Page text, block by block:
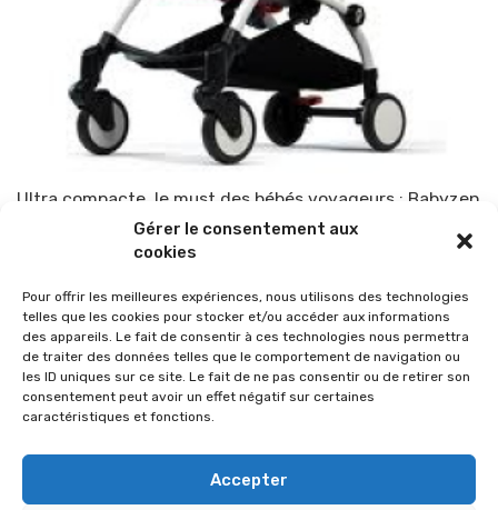
Gérer le consentement aux
cookies
Pour offrir les meilleures expériences, nous utilisons des technologies
telles que les cookies pour stocker et/ou accéder aux informations
des appareils. Le fait de consentir à ces technologies nous permettra
de traiter des données telles que le comportement de navigation ou
les ID uniques sur ce site. Le fait de ne pas consentir ou de retirer son
consentement peut avoir un effet négatif sur certaines
caractéristiques et fonctions.
Accepter
Ultra compacte, le must des bébés voyageurs : Babyzen
TOP-PARENTS 18 septembre 2012